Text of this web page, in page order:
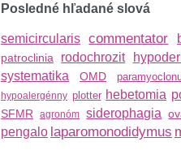
Posledné hľadané slová
semicircularis commentator
patroclinia rodochrozit
systematika OMD
hypoalergénny plotter hebetomia
SFMR agronóm siderophagia
pengalo laparomonodidymus